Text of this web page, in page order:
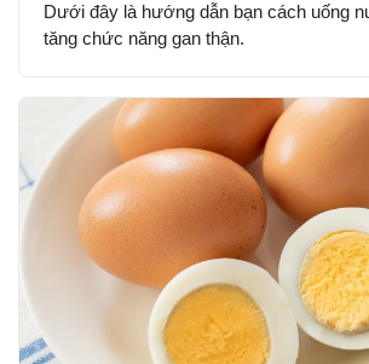
Dưới đây là hướng dẫn bạn cách uống
tăng chức năng gan thận.